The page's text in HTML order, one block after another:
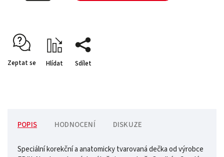
Zeptat se Hlídat Sdílet
POPIS HODNOCENÍ DISKUZE
Speciální korekční a anatomicky tvarovaná dečka od výrobce